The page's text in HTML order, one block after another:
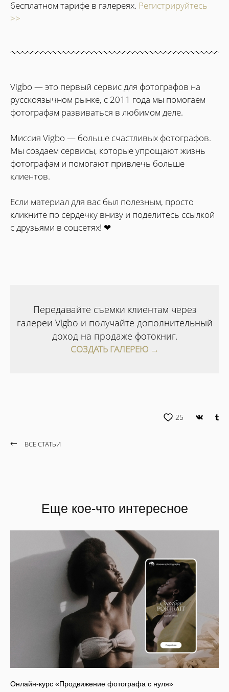
бесплатном тарифе в галереях. Регистрируйтесь
>>
Vigbo — это первый сервис для фотографов на
русскоязычном рынке, с 2011 года мы помогаем
фотографам развиваться в любимом деле.
Миссия Vigbo — больше счастливых фотографов.
Мы создаем сервисы, которые упрощают жизнь
фотографам и помогают привлечь больше
клиентов.
Если материал для вас был полезным, просто
кликните по сердечку внизу и поделитесь ссылкой
с друзьями в соцсетях! ❤
Передавайте съемки клиентам через
галереи Vigbo и получайте дополнительный
доход на продаже фотокниг.
СОЗДАТЬ ГАЛЕРЕЮ →
25
ВСЕ СТАТЬИ
Еще кое-что интересное
Онлайн-курс «Продвижение фотографа с нуля»